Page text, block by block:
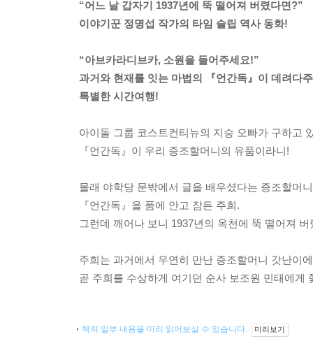
“어느 날 갑자기 1937년에 뚝 떨어져 버렸다면?”
이야기꾼 정명섭 작가의 타임 슬립 역사 동화!
“아브카라디브카, 소원을 들어주세요!”
과거와 현재를 잇는 마법의 『언간독』이 데려다
특별한 시간여행!
아이돌 그룹 코스트컨티뉴의 지승 오빠가 구하고
『언간독』이 우리 증조할머니의 유품이라니!
몰래 야학당 문밖에서 글을 배우셨다는 증조할머
『언간독』을 품에 안고 잠든 주희.
그런데 깨어나 보니 1937년의 옥천에 뚝 떨어져 버
주희는 과거에서 우연히 만난 증조할머니 갓난이
곧 주희를 수상하게 여기던 순사 보조원 민태에
책의 일부 내용을 미리 읽어보실 수 있습니다. 미리보기